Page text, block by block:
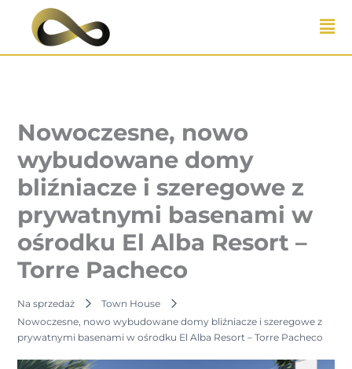
Przejdź
Nowoczesne, nowo
wybudowane domy
bliźniacze i szeregowe z
prywatnymi basenami w
ośrodku El Alba Resort –
Torre Pacheco
Na sprzedaż
Town House
Nowoczesne, nowo wybudowane domy bliźniacze i szeregowe z
prywatnymi basenami w ośrodku El Alba Resort – Torre Pacheco